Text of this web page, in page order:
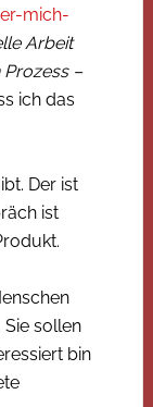
mich-
Arbeit
–
ich das
Der ist
ist
sollen
bin